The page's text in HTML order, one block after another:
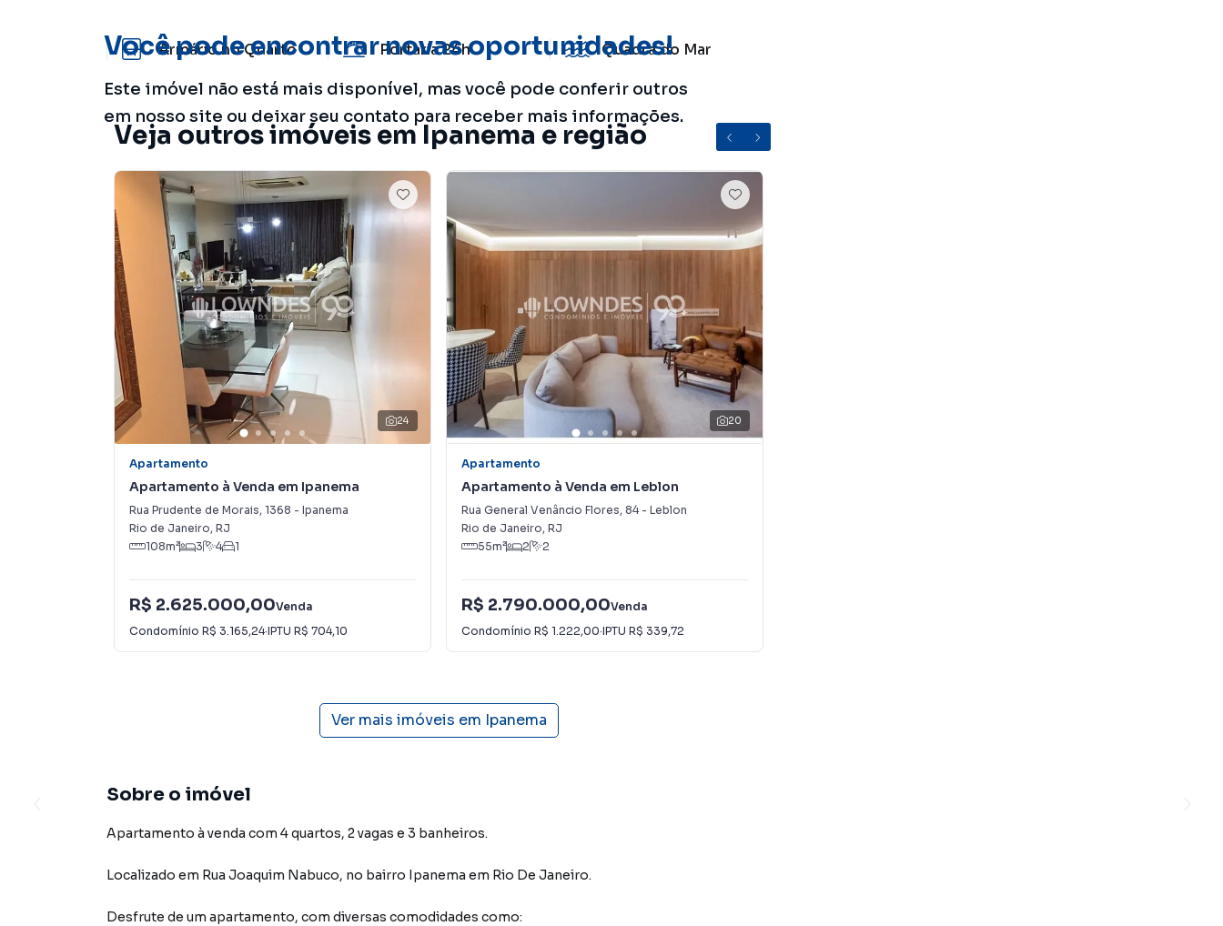
Você pode encontrar novas oportunidades!
Este imóvel não está mais disponível, mas você pode conferir outros
em nosso site ou deixar seu contato para receber mais informações.
Armário no Quarto Portaria 24h Quadra do Mar
Veja outros imóveis em Ipanema e região
24
Apartamento
Apartamento à Venda em Ipanema
Rua Prudente de Morais, 1368 - Ipanema
Rio de Janeiro, RJ
108m² 3 4 1
R$ 2.625.000,00Venda
Condomínio R$ 3.165,24·IPTU R$ 704,10
20
Apartamento
Apartamento à Venda em Leblon
Rua General Venâncio Flores, 84- Leblon
Rio de Janeiro, RJ
55m² 2 2
R$ 2.790.000,00Venda
Condomínio R$ 1.222,00·IPTU R$ 339,72
Ver mais imóveis em Ipanema
Sobre o imóvel
Apartamento à venda com 4 quartos, 2 vagas e 3 banheiros.
Localizado em Rua Joaquim Nabuco, no bairro Ipanema em Rio De Janeiro.
Desfrute de um apartamento, com diversas comodidades como: